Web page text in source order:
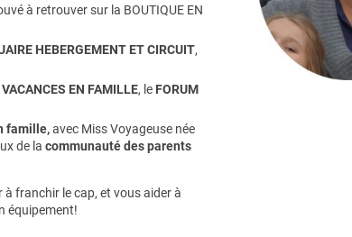
à retrouver sur la BOUTIQUE EN
HEBERGEMENT ET CIRCUIT,
EN FAMILLE, le FORUM
famille,avec Miss Voyageuse née
de la communauté des parents
à franchir le cap, et vous aider à
équipement!